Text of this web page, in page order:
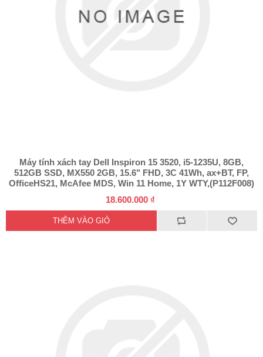
Máy tính xách tay Dell Inspiron 15 3520, i5-1235U, 8GB,
512GB SSD, MX550 2GB, 15.6" FHD, 3C 41Wh, ax+BT, FP,
OfficeHS21, McAfee MDS, Win 11 Home, 1Y WTY,(P112F008)
18.600.000 ₫